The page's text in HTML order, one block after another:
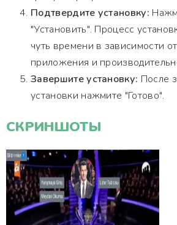
Подтвердите установку:
"Установить". Процесс
чуть времени в зависимости
приложения и
Завершите установку: После
установки нажмите "Готово".
СКРИНШОТЫ